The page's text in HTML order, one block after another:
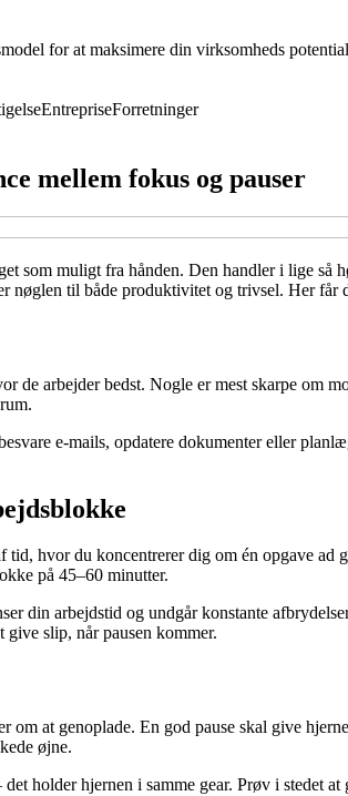
for at maksimere din virksomheds
EntrepriseForretninger
mellem fokus og pauser
som muligt fra hånden. Den handler i lige så
nøglen til både produktivitet og trivsel. Her
de arbejder bedst. Nogle er mest skarpe
e-mails, opdatere dokumenter eller
tid, hvor du koncentrerer dig om én opgave
på 45–60 minutter.
din arbejdstid og undgår konstante
slip, når pausen kommer.
om at genoplade. En god pause skal give
øjne.
holder hjernen i samme gear. Prøv i